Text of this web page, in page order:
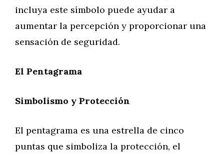
incluya este símbolo puede ayudar a
aumentar la percepción y proporcionar una
sensación de seguridad.
El Pentagrama
Simbolismo y Protección
El pentagrama es una estrella de cinco
puntas que simboliza la protección, el